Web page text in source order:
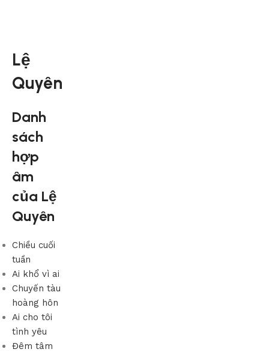
Lệ
Quyên
Danh
sách
hợp
âm
của Lệ
Quyên
Chiều cuối
tuần
Ai khổ vì ai
Chuyến tàu
hoàng hôn
Ai cho tôi
tình yêu
Đêm tâm